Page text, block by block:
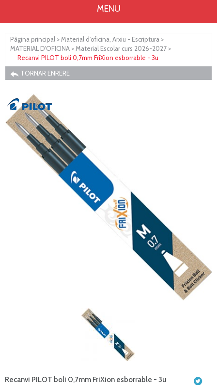
MENU
Pàgina principal > Material d'oficina, Arxiu - Escriptura >
MATERIAL D'OFICINA > Material Escolar curs 2026-2027 >
Recanvi PILOT boli 0,7mm FriXion esborrable - 3u
TORNAR ENRERE
Recanvi PILOT boli 0,7mm FriXion esborrable - 3u